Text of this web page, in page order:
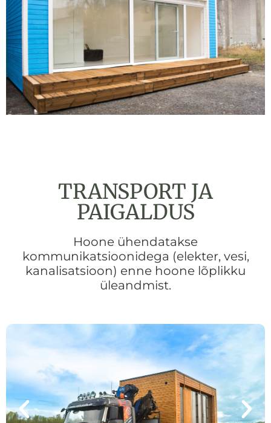
TRANSPORT JA
PAIGALDUS
Hoone ühendatakse
kommunikatsioonidega (elekter, vesi,
kanalisatsioon) enne hoone lõplikku
üleandmist.